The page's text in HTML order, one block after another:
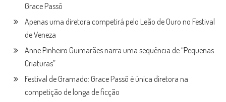
Grace Passô
Apenas uma diretora competirá pelo Leão de Ouro no Festival
de Veneza
Anne Pinheiro Guimarães narra uma sequência de “Pequenas
Criaturas”
Festival de Gramado: Grace Passô é única diretora na
competição de longa de ficção